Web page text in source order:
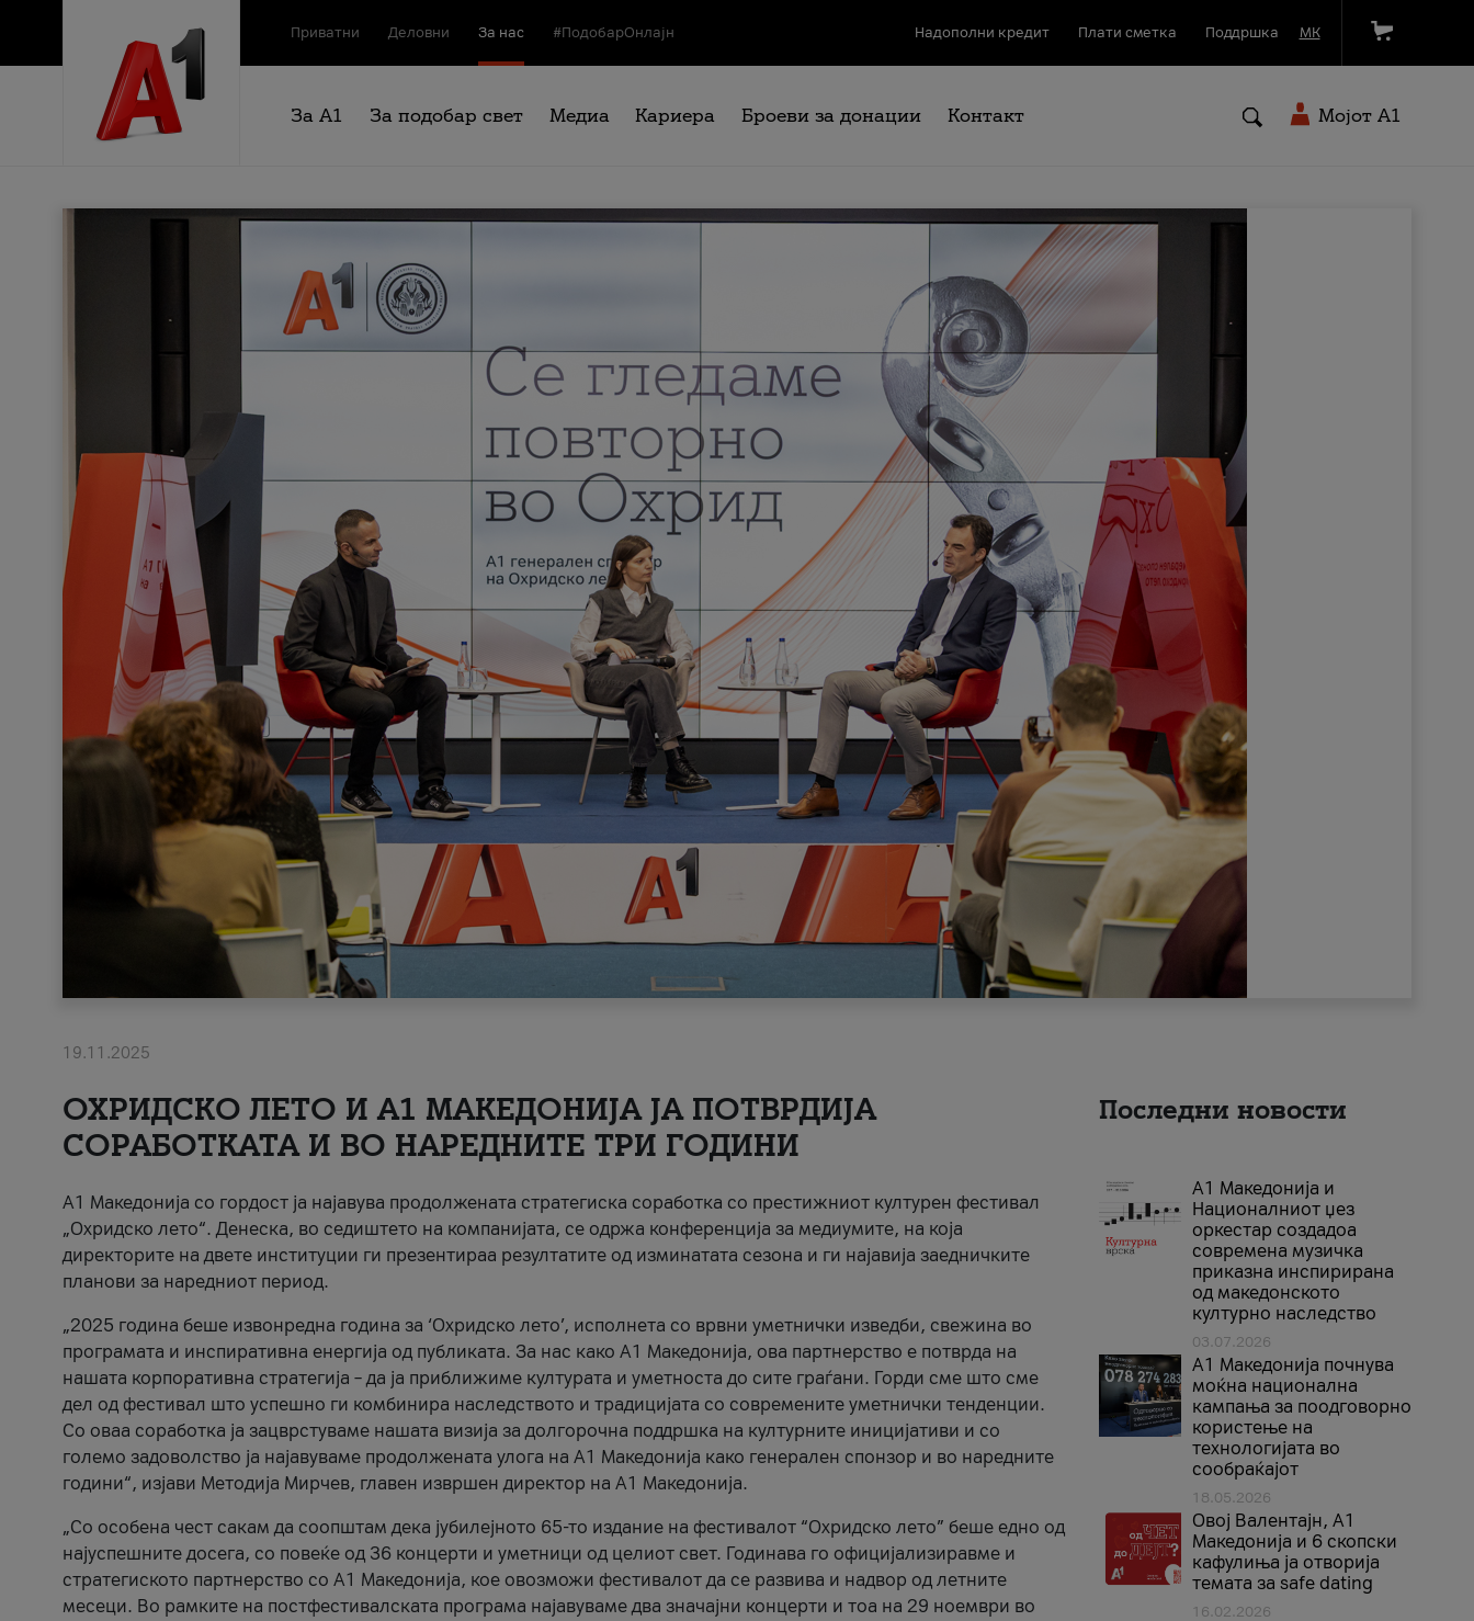
Приватни Деловни За нас #ПодобарОнлајн Надополни кредит Плати сметка Поддршка МК
За А1 За подобар свет Медиа Кариера Броеви за донации Контакт Мојот A1
19.11.2025
ОХРИДСКО ЛЕТО И A1 МАКЕДОНИЈА ЈА ПОТВРДИЈА
СОРАБОТКАТА И ВО НАРЕДНИТЕ ТРИ ГОДИНИ
A1 Македонија со гордост ја најавува продолжената стратегиска соработка со престижниот културен фестивал
„Охридско лето“. Денеска, во седиштето на компанијата, се одржа конференција за медиумите, на која
директорите на двете институции ги презентираа резултатите од изминатата сезона и ги најавија заедничките
планови за наредниот период.
„2025 година беше извонредна година за ‘Охридско лето’, исполнета со врвни уметнички изведби, свежина во
програмата и инспиративна енергија од публиката. За нас како A1 Македонија, ова партнерство е потврда на
нашата корпоративна стратегија – да ја приближиме културата и уметноста до сите граѓани. Горди сме што сме
дел од фестивал што успешно ги комбинира наследството и традицијата со современите уметнички тенденции.
Со оваа соработка ја зацврстуваме нашата визија за долгорочна поддршка на културните иницијативи и со
големо задоволство ја најавуваме продолжената улога на A1 Македонија како генерален спонзор и во наредните
години“, изјави Методија Мирчев, главен извршен директор на A1 Македонија.
„Со особена чест сакам да соопштам дека јубилејното 65-то издание на фестивалот “Охридско лето” беше едно од
најуспешните досега, со повеќе од 36 концерти и уметници од целиот свет. Годинава го официјализиравме и
стратегиското партнерство со А1 Македонија, кое овозможи фестивалот да се развива и надвор од летните
месеци. Во рамките на постфестивалската програма најавуваме два значајни концерти и тоа на 29 ноември во
Последни новости
А1 Македонија и
Националниот џез
оркестар создадоа
современа музичка
приказна инспирирана
од македонското
културно наследство
03.07.2026
A1 Македонија почнува
моќна национална
кампања за поодговорно
користење на
технологијата во
сообраќајот
18.05.2026
Овој Валентајн, A1
Македонија и 6 скопски
кафулиња ја отворија
темата за safe dating
16.02.2026